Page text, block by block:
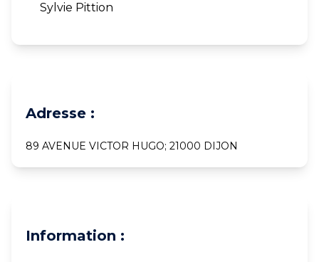
Sylvie Pittion
Adresse :
89 AVENUE VICTOR HUGO; 21000 DIJON
Information :